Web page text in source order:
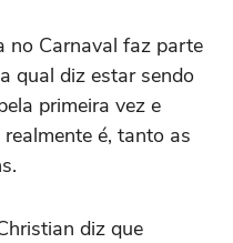
no Carnaval faz parte
qual diz estar sendo
primeira vez e
é, tanto as
diz que